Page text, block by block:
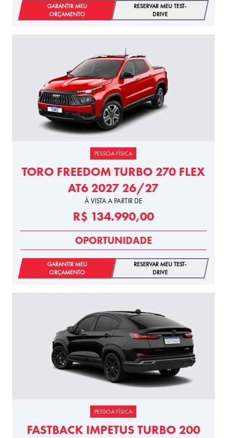
GARANTIR MEU
ORÇAMENTO
RESERVAR MEU TEST-
DRIVE
PESSOA FÍSICA
TORO FREEDOM TURBO 270 FLEX
AT6 2027 26/27
À VISTA A PARTIR DE
R$ 134.990,00
OPORTUNIDADE
GARANTIR MEU
ORÇAMENTO
RESERVAR MEU TEST-
DRIVE
PESSOA FÍSICA
FASTBACK IMPETUS TURBO 200